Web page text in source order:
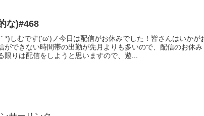
な)#85
*)しむです(^^)/皆さん今日はお昼の配信にお付き合いいただき
な)#156